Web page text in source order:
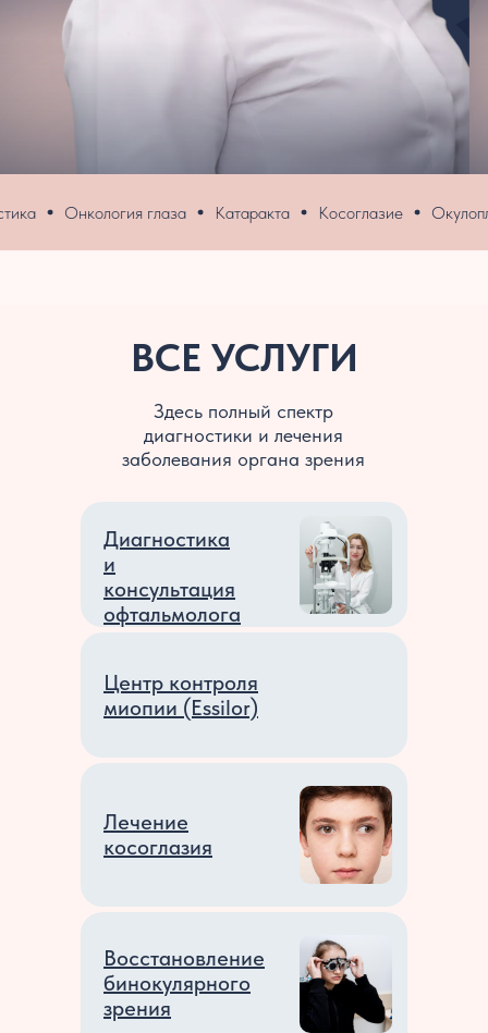
Онкология глаза Катаракта Косоглазие
ВСЕ УСЛУГИ
Здесь полный спектр
диагностики и лечения
заболевания органа зрения
Диагностика
и
консультация
офтальмолога
Центр контроля
миопии (Essilor)
Восстановление
бинокулярного
зрения
Лечение
косоглазия